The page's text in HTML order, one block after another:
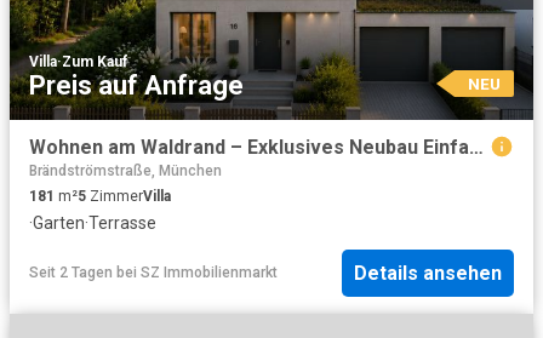
Villa·Zum Kauf
Preis auf Anfrage NEU
Wohnen am Waldrand – Exklusives Neubau Einfamilienhaus in Münchens begehrtester Naturlage
Brändströmstraße, München
181 m²5 ZimmerVilla
·Garten·Terrasse
Seit 2 Tagen bei SZ Immobilienmarkt Details ansehen